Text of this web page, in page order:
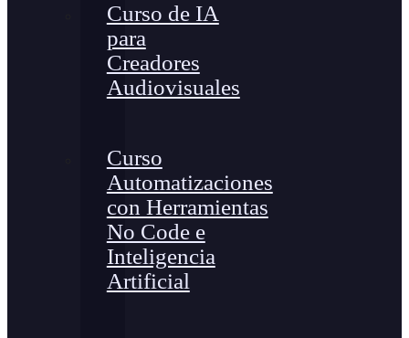
Curso de IA
para
Creadores
Audiovisuales
Curso
Automatizaciones
con Herramientas
No Code e
Inteligencia
Artificial